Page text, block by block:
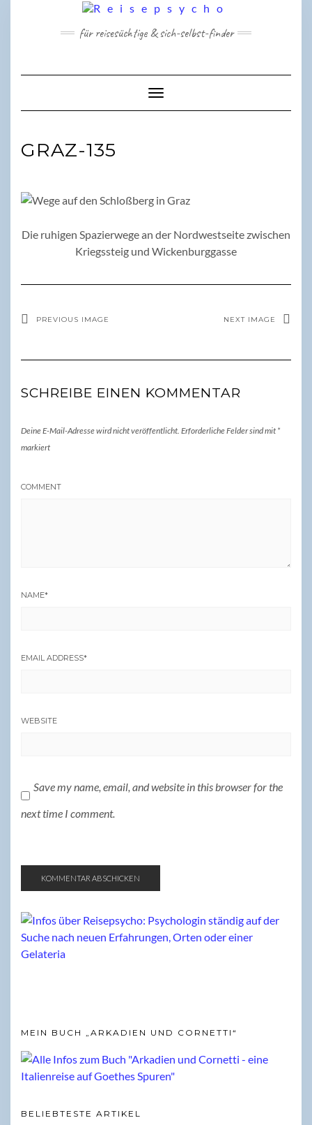
für reisesüchtige & sich-selbst-finder
Toggle Navigation
GRAZ-135
Die ruhigen Spazierwege an der Nordwestseite zwischen
Kriegssteig und Wickenburggasse
PREVIOUS IMAGE NEXT IMAGE
SCHREIBE EINEN KOMMENTAR
Deine E-Mail-Adresse wird nicht veröffentlicht. Erforderliche Felder sind mit *
markiert
COMMENT
NAME*
EMAIL ADDRESS*
WEBSITE
Save my name, email, and website in this browser for the
next time I comment.
MEIN BUCH „ARKADIEN UND CORNETTI“
BELIEBTESTE ARTIKEL